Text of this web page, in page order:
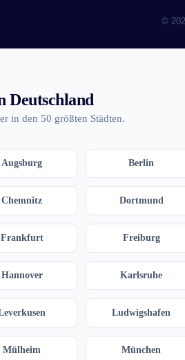
©
Deutschland
in den 50 größten Städten.
Augsburg Berlin
Chemnitz Dortmund
Frankfurt Freiburg
Hannover Karlsruhe
Ludwigshafen
Mülheim München